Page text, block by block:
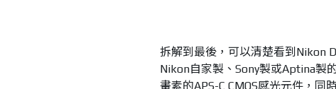
拆解到最後，可以清楚看到Nikon
Nikon自家製、Sony製或Aptina製
畫素的APS-C CMOS感光元件，同